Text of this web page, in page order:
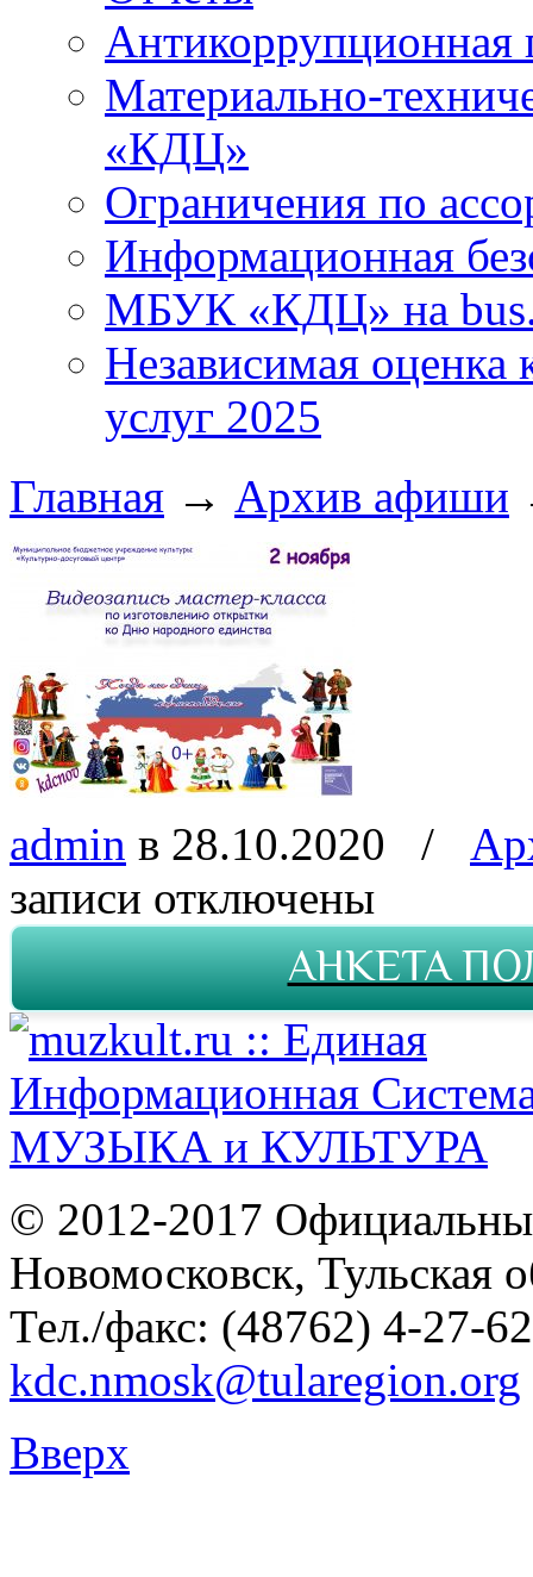
Антикоррупционная
Материально-
«КДЦ»
Ограничения по
Информационная
МБУК «КДЦ» на
Независимая оценка
услуг 2025
Главная → Архив афиши
admin в 28.10.2020 /
записи отключены
АНКЕТА
© 2012-2017
Новомосковск, Тульская
Тел./факс: (48762) 4-27-
kdc.nmosk@tularegion.org
Вверх